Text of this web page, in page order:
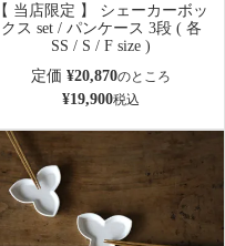
【 当店限定 】 シェーカーボッ
クス set / パンケース 3段 ( 各
SS / S / F size )
定価 ¥20,870のところ
¥19,900税込